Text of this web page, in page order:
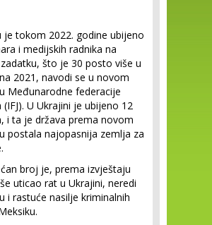
je tokom 2022. godine ubijeno
i medijskih radnika na
što je 30 posto više u
2021, navodi se u novom
Međunarodne federacije
(IFJ). U Ukrajini je ubijeno 12
i ta je država prema novom
postala najopasnija zemlja za
broj je, prema izvještaju
uticao rat u Ukrajini, neredi
i rastuće nasilje kriminalnih